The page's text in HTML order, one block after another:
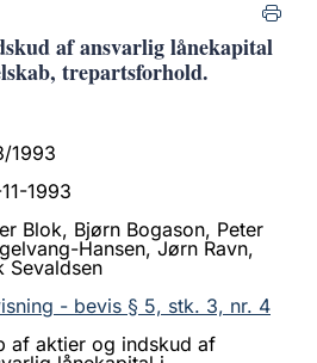
af ansvarlig lånekapital
trepartsforhold.
1993
1993
Blok, Bjørn Bogason, Peter
Hansen, Jørn Ravn,
Sevaldsen
- bevis § 5, stk. 3, nr. 4
af aktier og indskud af